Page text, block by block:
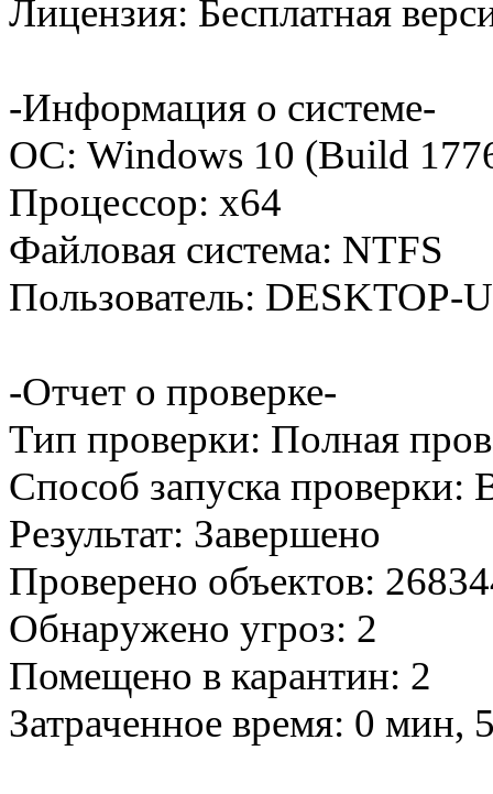
Лицензия: Бесплатная
-Информация о системе-
ОС: Windows 10 (Build
Процессор: x64
Файловая система: NTFS
Пользователь:
-Отчет о проверке-
Тип проверки: Полная
Способ запуска
Результат: Завершено
Проверено объектов:
Обнаружено угроз: 2
Помещено в карантин: 2
Затраченное время: 0 мин,